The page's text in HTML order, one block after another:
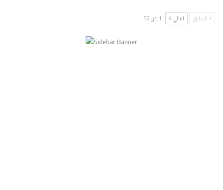
السابق التالي 1 من 52